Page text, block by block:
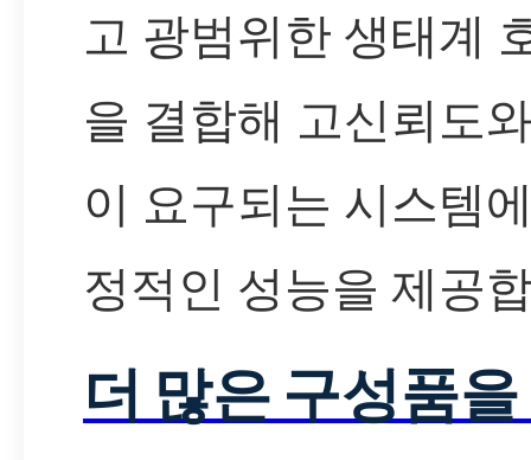
고 광범위한 생태계
을 결합해 고신뢰도
이 요구되는 시스템
정적인 성능을 제공
더 많은 구성품